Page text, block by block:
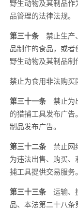
野生动物及其制品
品管理的法律法规。
第三十条 禁止生产
品制作的食品，或
野生动物及其制品制
禁止为食用非法购买
第三十一条 禁止为
的猎捕工具发布广
制品发布广告。
第三十二条 禁止网
为违法出售、购买
捕工具提供交易服务。
第三十三条 运输、
品、本法第二十八